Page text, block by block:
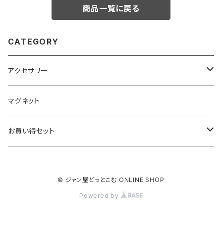
商品一覧に戻る
CATEGORY
アクセサリー
キーホルダー
ベーシック
ストラップ
マグネット
お買い得セット
© ジャン屋どっとこむ ONLINE SHOP
Powered by